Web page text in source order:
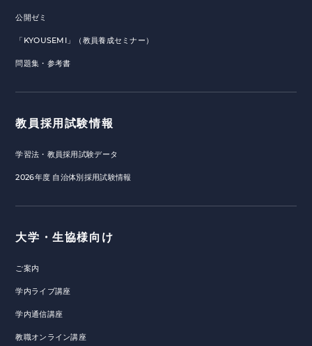
公開ゼミ
「KYOUSEMI」（教員養成セミナー）
問題集・参考書
教員採用試験情報
学習法・教員採用試験データ
2026年度 自治体別採用試験情報
大学・生協様向け
ご案内
学内ライブ講座
学内通信講座
教職オンライン講座